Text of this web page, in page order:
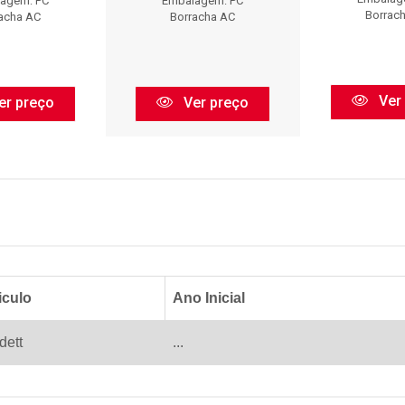
AC
preço
Borracha AC
Ver preço Ver
Ano Inicial
...